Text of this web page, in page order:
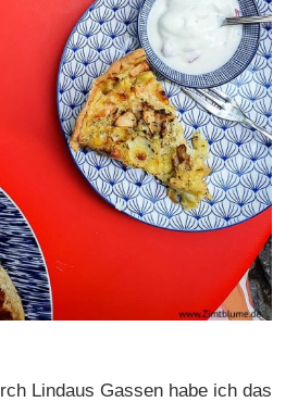
Lindaus Gassen habe ich das